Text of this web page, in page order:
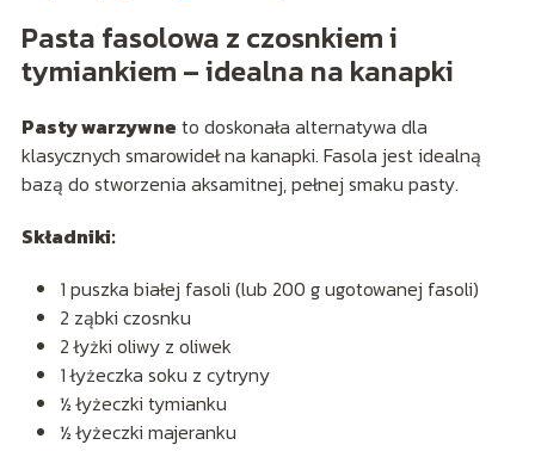
Pasta fasolowa z czosnkiem i
tymiankiem – idealna na kanapki
Pasty warzywne to doskonała alternatywa dla
klasycznych smarowideł na kanapki. Fasola jest idealną
bazą do stworzenia aksamitnej, pełnej smaku pasty.
Składniki:
1 puszka białej fasoli (lub 200 g ugotowanej fasoli)
2 ząbki czosnku
2 łyżki oliwy z oliwek
1 łyżeczka soku z cytryny
½ łyżeczki tymianku
½ łyżeczki majeranku